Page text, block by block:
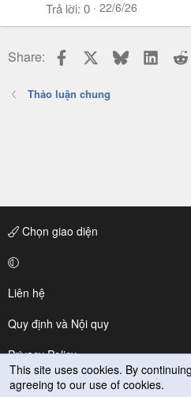
Trả lời 0 22/6/26
Share: Facebook Bluesky
Thảo luận chung
Chọn giao diện
Liên hệ
Quy định và Nội quy
Privacy Policy
Trợ giúp
This site uses cookies. By
agreeing to our use of cookies.